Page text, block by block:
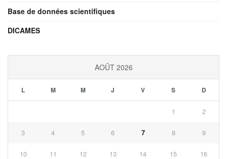
Base de données scientifiques
DICAMES
AOÛT 2026
L M M J V S D
1 2
3 4 5 6 7 8 9
10 11 12 13 14 15 16